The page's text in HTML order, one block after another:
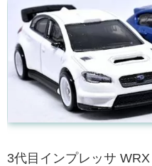
3代目インプレッサ WRX